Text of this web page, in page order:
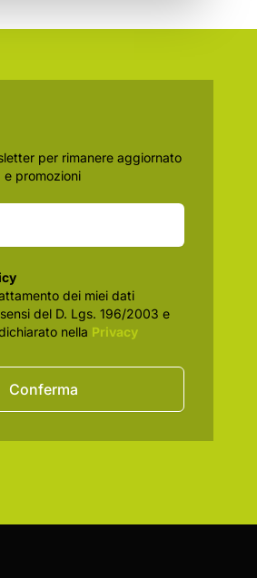
per rimanere aggiornato
e promozioni
dei miei dati
del D. Lgs. 196/2003 e
nella Privacy
Conferma